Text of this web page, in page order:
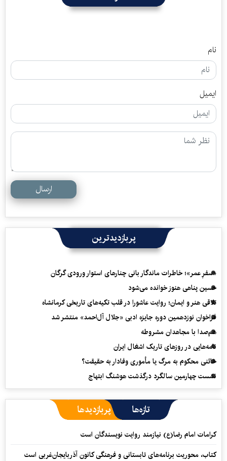
نام
ایمیل
ارسال
پربازدیدترین
«سفرِ عمر»؛ خاطرات ماندگار بانی چنارهای استوار ورودی گرگان
حسین پناهی هنوز خوانده می‌شود
تلاقی هنر و ایمان؛ روایت عاشورا در قلب تکیه‌های تاریخی کرمانشاه
فراخوان نوزدهمین دوره جایزه ادبی «جلال آل‌احمد» منتشر شد
هم‌صدا با مجاهدان مشروطه
نامه‌هایی در روزهای تاریک اشغال ایران
خائنی محکوم به مرگ یا مأموری وفادار به حقیقت؟
نشست چهارمین سالگرد درگذشت هوشنگ ابتهاج
تازه‌ها پربازدیدها
کرامات امام رضا(ع) نیازمند روایت نویسندگان است
کتاب، محوریت برنامه‌های تابستانی و فرهنگی کانون آذربایجان‌غربی است